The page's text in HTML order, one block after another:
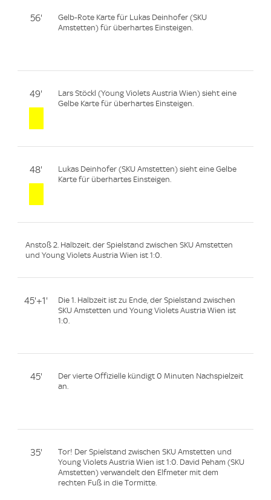
56'
Gelb-Rote Karte für Lukas Deinhofer (SKU
Amstetten) für überhartes Einsteigen.
49'
Lars Stöckl (Young Violets Austria Wien) sieht eine
Gelbe Karte für überhartes Einsteigen.
48'
Lukas Deinhofer (SKU Amstetten) sieht eine Gelbe
Karte für überhartes Einsteigen.
Anstoß 2. Halbzeit. der Spielstand zwischen SKU Amstetten
und Young Violets Austria Wien ist 1:0.
45'+1'
Die 1. Halbzeit ist zu Ende, der Spielstand zwischen
SKU Amstetten und Young Violets Austria Wien ist
1:0.
45'
Der vierte Offizielle kündigt 0 Minuten Nachspielzeit
an.
35'
Tor! Der Spielstand zwischen SKU Amstetten und
Young Violets Austria Wien ist 1:0. David Peham (SKU
Amstetten) verwandelt den Elfmeter mit dem
rechten Fuß in die Tormitte.